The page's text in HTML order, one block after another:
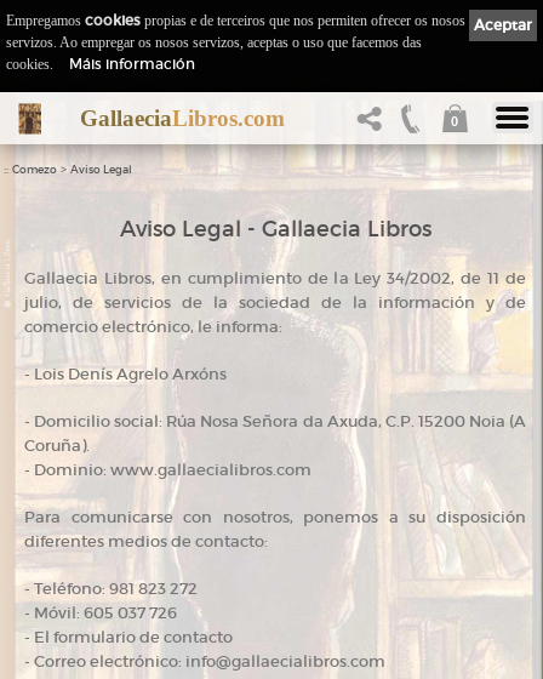
GallaeciaLibros.com 0
:: Comezo > Aviso Legal
Aviso Legal - Gallaecia Libros
Gallaecia Libros, en cumplimiento de la Ley 34/2002, de 11 de
julio, de servicios de la sociedad de la información y de
comercio electrónico, le informa:
- Lois Denís Agrelo Arxóns
- Domicilio social: Rúa Nosa Señora da Axuda, C.P. 15200 Noia (A
Coruña).
- Dominio: www.gallaecialibros.com
Para comunicarse con nosotros, ponemos a su disposición
diferentes medios de contacto:
- Teléfono: 981 823 272
- Móvil: 605 037 726
- El formulario de contacto
- Correo electrónico: info@gallaecialibros.com
Aceptar
Empregamos cookies propias e de terceiros que nos permiten ofrecer os nosos
servizos. Ao empregar os nosos servizos, aceptas o uso que facemos das
cookies.
Máis información